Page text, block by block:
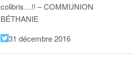
colibris…!! – COMMUNION
BÉTHANIE
31 décembre 2016